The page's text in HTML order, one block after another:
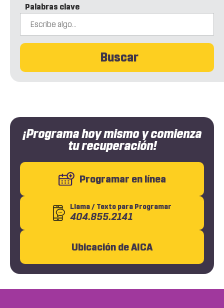
¡Programa hoy mismo y comienza
tu recuperación!
Programar en línea
Llama/ Textopara Programar
404.855.2141
Ubicación de AICA
Palabras clave
Buscar